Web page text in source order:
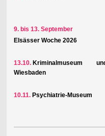
9. bis 13. September
Elsässer Woche 2026
13.10.Kriminalmuseum
Wiesbaden
10.11. Psychiatrie-